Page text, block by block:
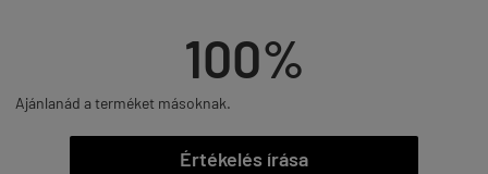
100%
Ajánlanád a terméket másoknak.
Értékelés írása